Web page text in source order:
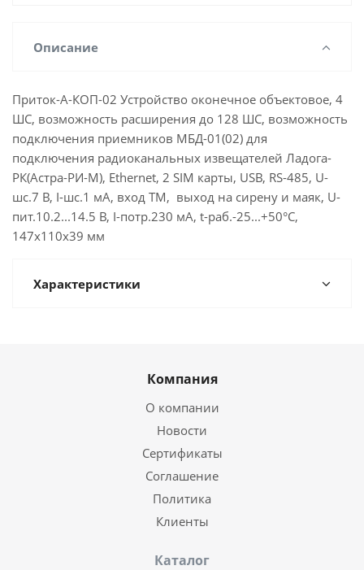
Описание
Приток-А-КОП-02 Устройство оконечное объектовое, 4
ШС, возможность расширения до 128 ШС, возможность
подключения приемников МБД-01(02) для
подключения радиоканальных извещателей Ладога-
РК(Астра-РИ-М), Ethernet, 2 SIM карты, USB, RS-485, U-
шс.7 В, I-шс.1 мА, вход ТМ, выход на сирену и маяк, U-
пит.10.2...14.5 В, I-потр.230 мА, t-раб.-25...+50°С,
147х110х39 мм
Характеристики
Компания
О компании
Новости
Сертификаты
Соглашение
Политика
Клиенты
Каталог